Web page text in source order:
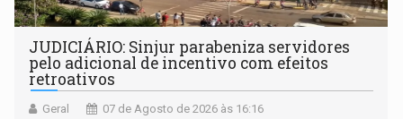
JUDICIÁRIO: Sinjur parabeniza servidores
pelo adicional de incentivo com efeitos
retroativos
Geral 07 de Agosto de 2026 às 16:16